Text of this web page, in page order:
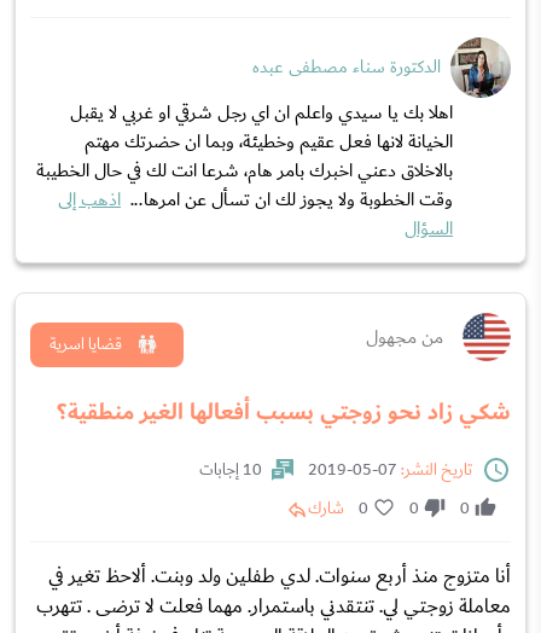
الدكتورة سناء مصطفى عبده
اهلا بك يا سيدي واعلم ان اي رجل شرقي او غربي لا يقبل
الخيانة لانها فعل عقيم وخطيئة، وبما ان حضرتك مهتم
بالاخلاق دعني اخبرك بامر هام، شرعا انت لك في حال الخطيبة
وقت الخطوبة ولا يجوز لك ان تسأل عن امرها... اذهب إلى
السؤال
من مجهول
شكي زاد نحو زوجتي بسبب أفعالها الغير منطقية؟
قضايا اسرية
تاريخ النشر:
10 إجابات
0
0
0 شارك
أنا متزوج منذ أربع سنوات. لدي طفلين ولد وبنت. ألاحظ تغير في
معاملة زوجتي لي. تنتقدني باستمرار. مهما فعلت لا ترضى . تتهرب